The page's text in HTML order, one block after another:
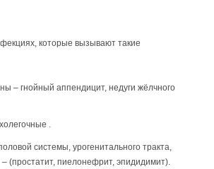
которые вызывают такие
– гнойный аппендицит, недуги жёлчного
.
системы, урогенитального тракта,
(простатит, пиелонефрит, эпидидимит).